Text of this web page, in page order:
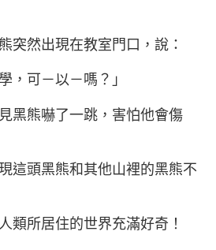
突然出現在教室門口，說：
，可－以－嗎？」
黑熊嚇了一跳，害怕他會傷
這頭黑熊和其他山裡的黑熊不
類所居住的世界充滿好奇！